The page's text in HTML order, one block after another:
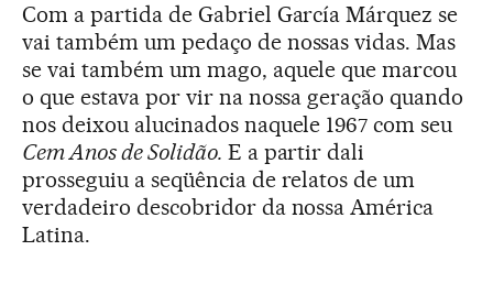
Com a partida de Gabriel García Márquez se
vai também um pedaço de nossas vidas. Mas
se vai também um mago, aquele que marcou
o que estava por vir na nossa geração quando
nos deixou alucinados naquele 1967 com seu
Cem Anos de Solidão. E a partir dali
prosseguiu a seqüência de relatos de um
verdadeiro descobridor da nossa América
Latina.